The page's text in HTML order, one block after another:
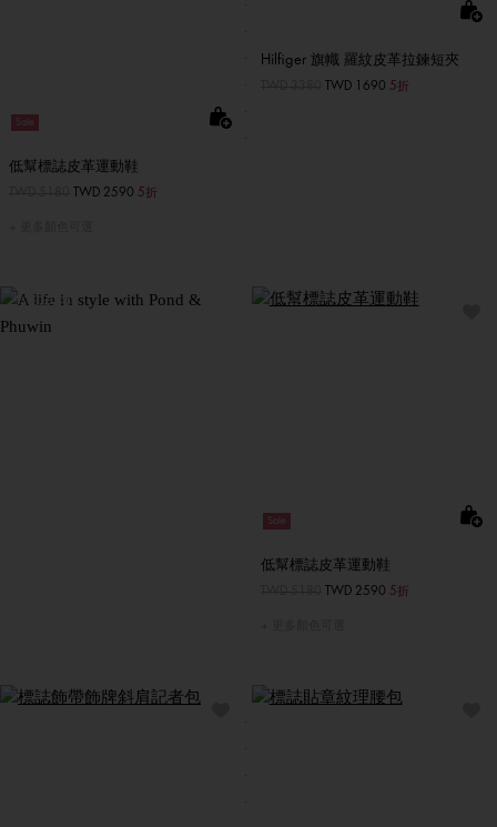
Sale
低幫標誌皮革運動鞋
至TWD 2590 5折
Hilfiger 旗幟 羅紋皮革拉鍊短夾
至TWD 1690 5折
活品味
Sale
低幫標誌皮革運動鞋
至TWD 2590 5折